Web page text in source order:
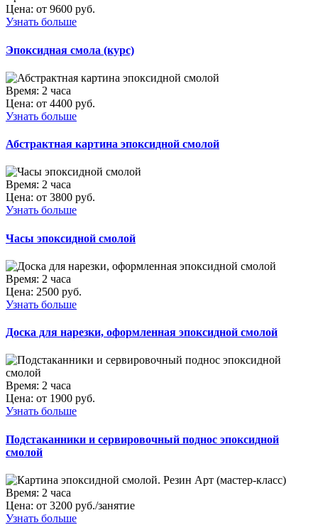
Цена: от 9600 руб.
Узнать больше
Эпоксидная смола (курс)
Время: 2 часа
Цена: от 4400 руб.
Узнать больше
Абстрактная картина эпоксидной смолой
Время: 2 часа
Цена: от 3800 руб.
Узнать больше
Часы эпоксидной смолой
Время: 2 часа
Цена: 2500 руб.
Узнать больше
Доска для нарезки, оформленная эпоксидной смолой
Время: 2 часа
Цена: от 1900 руб.
Узнать больше
Подстаканники и сервировочный поднос эпоксидной
смолой
Время: 2 часа
Цена: от 3200 руб./занятие
Узнать больше